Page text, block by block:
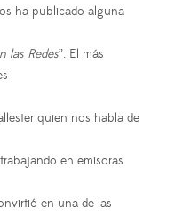
ha publicado alguna
las Redes”. El más
quien nos habla de
en emisoras
en una de las